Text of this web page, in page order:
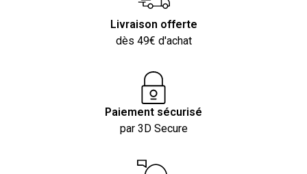
Livraison offerte
dès 49€ d'achat
Paiement sécurisé
par 3D Secure